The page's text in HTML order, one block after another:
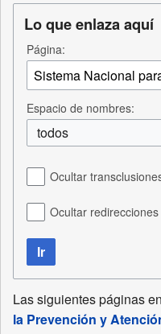
Lo que enlaza aquí
Página:
Espacio de nombres:
todos
Ocultar
Ocultar redirecciones
Ir
Las siguientes páginas
la Prevención y